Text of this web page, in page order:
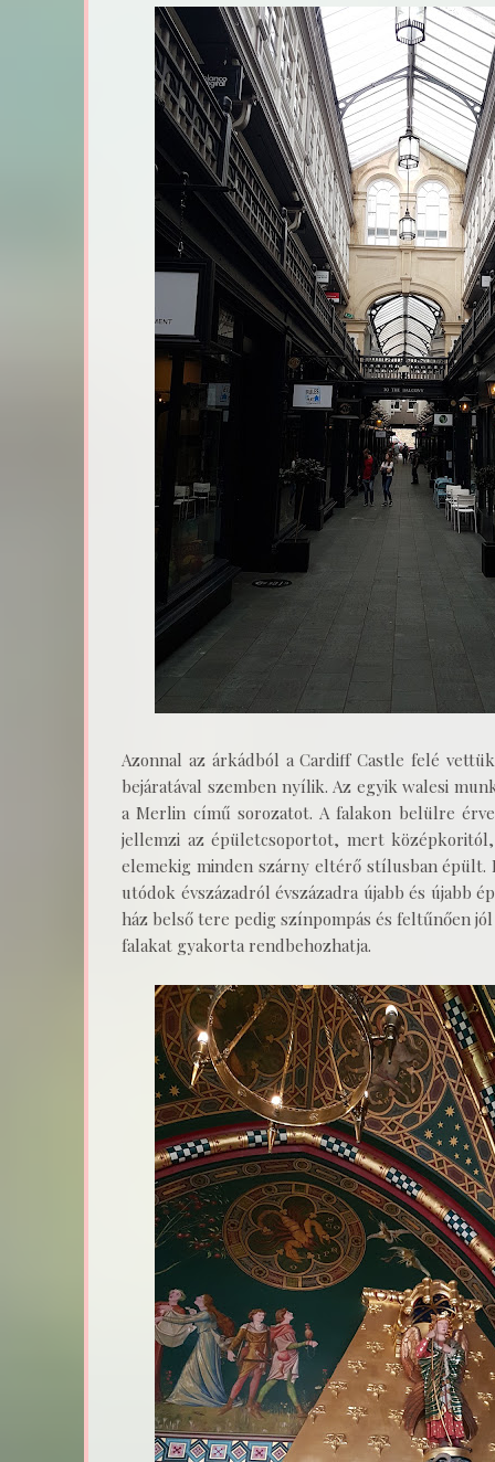
Azonnal az árkádból a Cardiff Castle felé
bejáratával szemben nyílik. Az egyik walesi
a Merlin című sorozatot. A falakon belülre
jellemzi az épületcsoportot, mert
elemekig minden szárny eltérő stílusban épült.
utódok évszázadról évszázadra újabb és újabb
ház belső tere pedig színpompás és feltűnően
falakat gyakorta rendbehozhatja.